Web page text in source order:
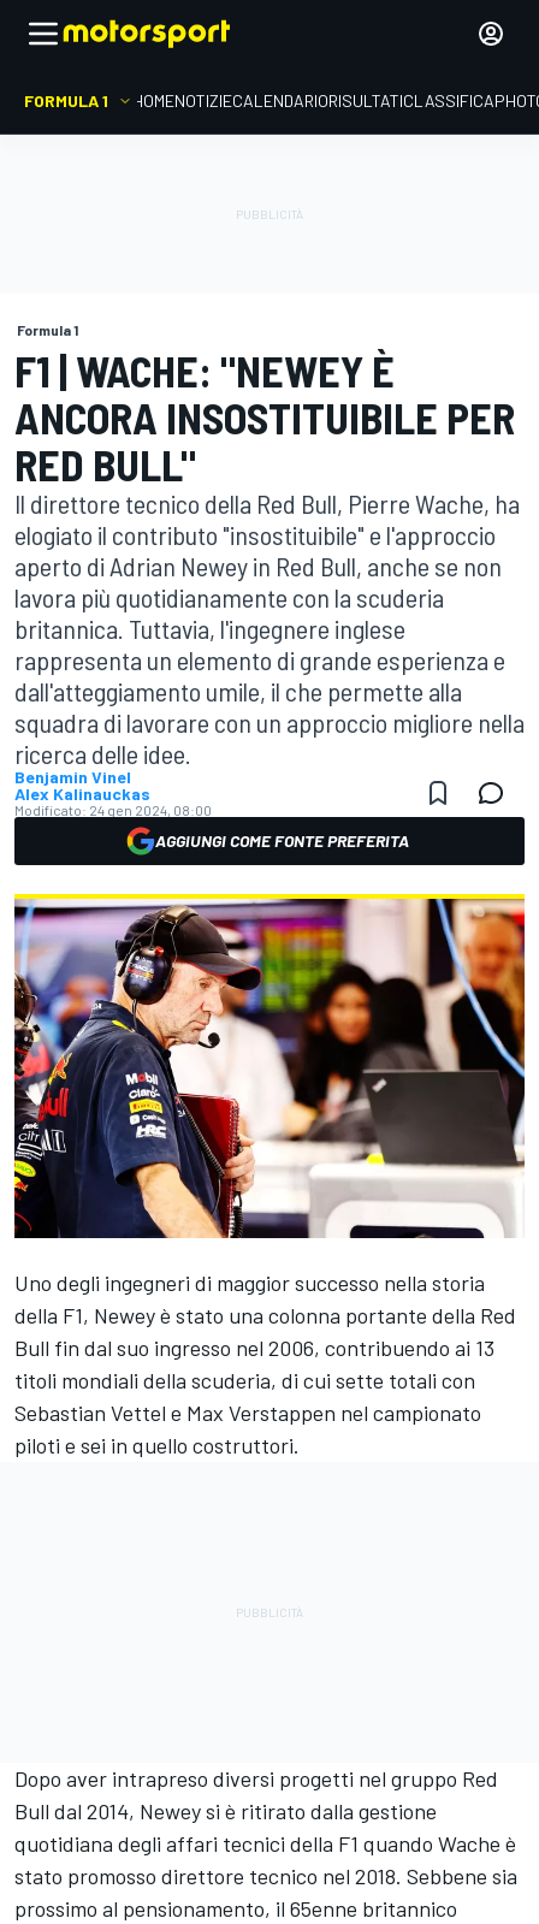
FORMULA 1 HOMENOTIZIECALENDARIORISULTATICLASSIFICA
Formula 1
F1 | WACHE: "NEWEY È
ANCORA INSOSTITUIBILE PER
RED BULL"
Il direttore tecnico della Red Bull, Pierre Wache, ha
elogiato il contributo "insostituibile" e l'approccio
aperto di Adrian Newey in Red Bull, anche se non
lavora più quotidianamente con la scuderia
britannica. Tuttavia, l'ingegnere inglese
rappresenta un elemento di grande esperienza e
dall'atteggiamento umile, il che permette alla
squadra di lavorare con un approccio migliore nella
ricerca delle idee.
Benjamin Vinel
Alex Kalinauckas
Modificato: 24 gen 2024, 08:00
AGGIUNGI COME FONTE PREFERITA
Uno degli ingegneri di maggior successo nella storia
della F1, Newey è stato una colonna portante della Red
Bull fin dal suo ingresso nel 2006, contribuendo ai 13
titoli mondiali della scuderia, di cui sette totali con
Sebastian Vettel e Max Verstappen nel campionato
piloti e sei in quello costruttori.
Dopo aver intrapreso diversi progetti nel gruppo Red
Bull dal 2014, Newey si è ritirato dalla gestione
quotidiana degli affari tecnici della F1 quando Wache è
stato promosso direttore tecnico nel 2018. Sebbene sia
prossimo al pensionamento, il 65enne britannico